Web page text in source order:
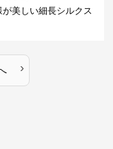
が美しい細長シルクス
›